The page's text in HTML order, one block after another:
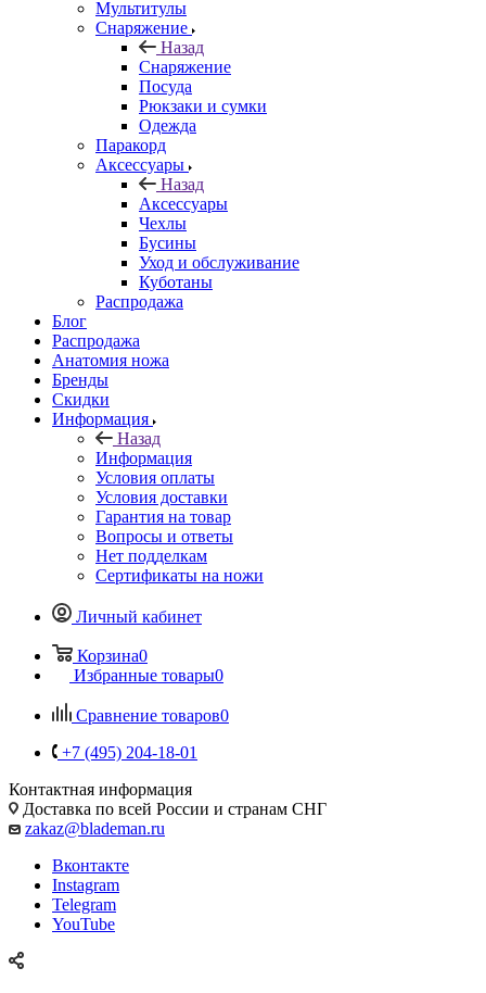
Мультитулы
Снаряжение
Назад
Снаряжение
Посуда
Рюкзаки и сумки
Одежда
Паракорд
Аксессуары
Назад
Аксессуары
Чехлы
Бусины
Уход и обслуживание
Куботаны
Распродажа
Блог
Распродажа
Анатомия ножа
Бренды
Скидки
Информация
Назад
Информация
Условия оплаты
Условия доставки
Гарантия на товар
Вопросы и ответы
Нет подделкам
Сертификаты на ножи
Личный кабинет
Корзина0
Избранные товары0
Сравнение товаров0
+7 (495) 204-18-01
Контактная информация
Доставка по всей России и странам СНГ
zakaz@blademan.ru
Вконтакте
Instagram
Telegram
YouTube